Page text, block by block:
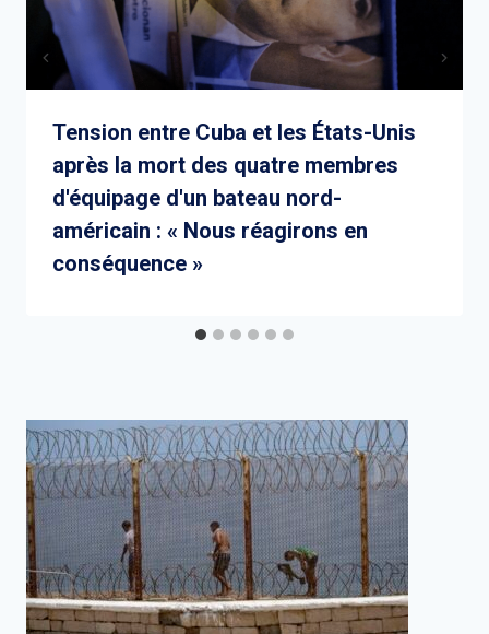
Tension entre Cuba et les États-Unis
après la mort des quatre membres
d'équipage d'un bateau nord-
américain : « Nous réagirons en
conséquence »